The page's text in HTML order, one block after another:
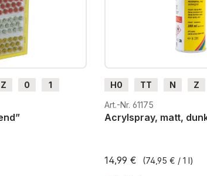
Z 0
1
H0 TT N Z
G
H0m
Art.-Nr. 61175
Acrylspray, matt,
14,99 € (74,95 € / 1 l)